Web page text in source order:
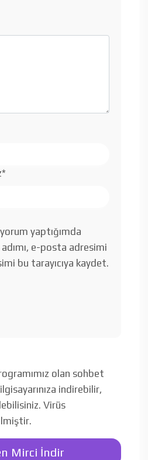
*
yaptığımda
e-posta adresimi
bu tarayıcıya kaydet.
olan sohbet
indirebilir,
Virüs
Mirci İndir